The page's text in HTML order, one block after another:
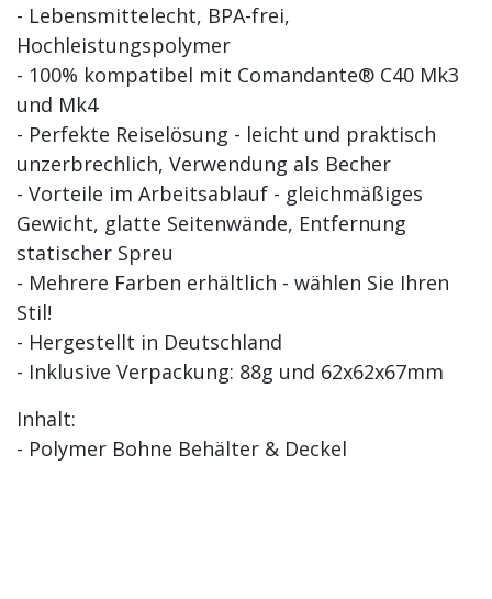
- Lebensmittelecht, BPA-frei,
Hochleistungspolymer
- 100% kompatibel mit Comandante® C40 Mk3
und Mk4
- Perfekte Reiselösung - leicht und praktisch
unzerbrechlich, Verwendung als Becher
- Vorteile im Arbeitsablauf - gleichmäßiges
Gewicht, glatte Seitenwände, Entfernung
statischer Spreu
- Mehrere Farben erhältlich - wählen Sie Ihren
Stil!
- Hergestellt in Deutschland
- Inklusive Verpackung: 88g und 62x62x67mm
Inhalt:
- Polymer Bohne Behälter & Deckel